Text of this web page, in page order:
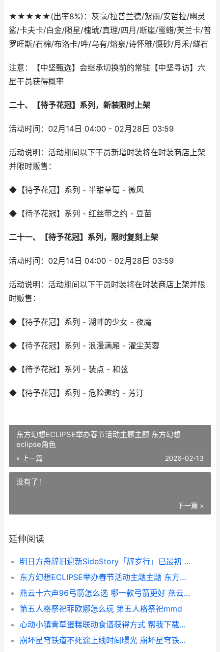
★★★★★(出率8%)：灰毫/拉普兰德/絮雨/安哲拉/幽灵
鲨/卡夫卡/白金/陨星/槐琥/真理/四月/断崖/蜜蜡/芙兰卡/普
罗旺斯/石棉/布洛卡/吽/乌有/熔泉/诗怀雅/慑砂/月禾/燧石
注意：【中坚甄选】会继承切换前的常驻【中坚寻访】六
星干员获得概率
二十、【待予花冠】系列，新装限时上架
活动时间：02月14日 04:00 - 02月28日 03:59
活动说明：活动期间以下干员新增时装将在时装商店上架
并限时贩售：
◆【待予花冠】系列 - 半甜草莓 - 微风
◆【待予花冠】系列 - 红丝带之约 - 豆苗
二十一、【待予花冠】系列，限时复刻上架
活动时间：02月14日 04:00 - 02月28日 03:59
活动说明：活动期间以下干员时装将在时装商店上架并限
时贩售：
◆【待予花冠】系列 - 湖畔的少女 - 夜魔
◆【待予花冠】系列 - 浪漫满厢 - 濯尘芙蓉
◆【待予花冠】系列 - 装点 - 和弦
◆【待予花冠】系列 - 危险邀约 - 芳汀
东方幻想ECLIPSE举办春节活动主题主题 东方幻想
eclipse角色
« 上一篇 2026-02-13
没有了！
下一篇 »
延伸阅读
明日方舟辞旧迎新SideStory「辞岁行」已最初 明日方舟迎春组合包2021
东方幻想ECLIPSE举办春节活动主题主题 东方幻想eclipse角色
燕云十六声96弓箭怎么选 哪一款弓箭更好 燕云十六声96弓箭图纸在哪里
第五人格祭祀菲欧娜怎么玩 第五人格祭祀mmd
心动小镇青草蛋糕联动食谱获得方式 帮我下载心动小镇
崩坏星穹铁道不死途上线时间曝光 崩坏星穹铁道不用实名认证下载